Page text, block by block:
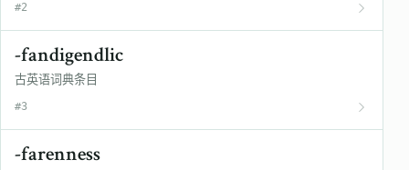
#2
-fandigendlic
古英语词典条目
#3
-farenness